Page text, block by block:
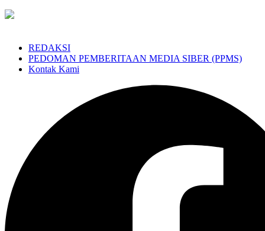
REDAKSI
PEDOMAN PEMBERITAAN MEDIA SIBER (PPMS)
Kontak Kami